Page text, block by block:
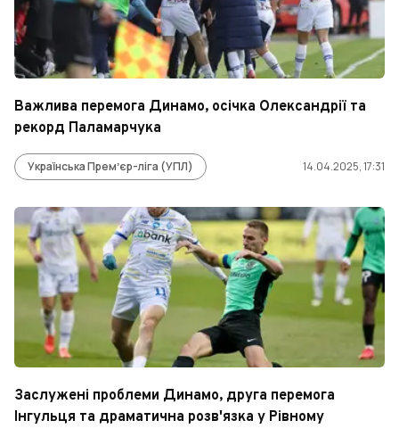
Важлива перемога Динамо, осічка Олександрії та
рекорд Паламарчука
Українська Премʼєр-ліга (УПЛ) 14.04.2025, 17:31
Заслужені проблеми Динамо, друга перемога
Інгульця та драматична розв'язка у Рівному